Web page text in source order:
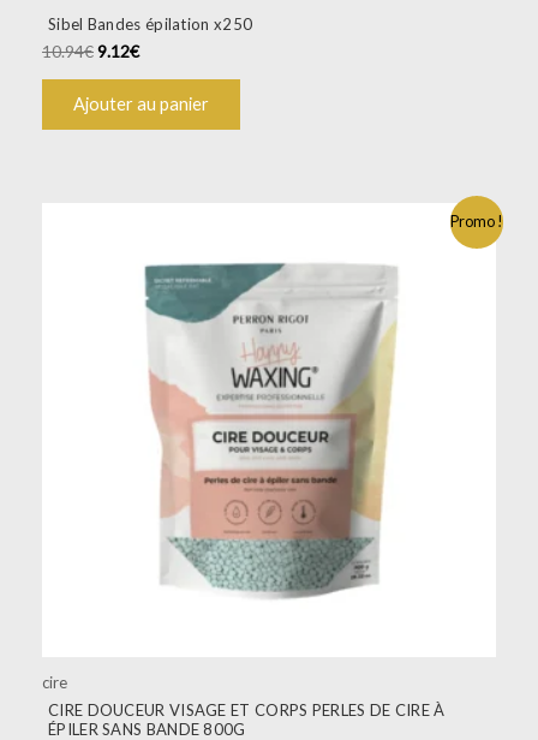
Sibel Bandes épilation x250
10.94€9.12€
Ajouter au panier
Promo !
cire
CIRE DOUCEUR VISAGE ET CORPS PERLES DE CIRE À
ÉPILER SANS BANDE 800G